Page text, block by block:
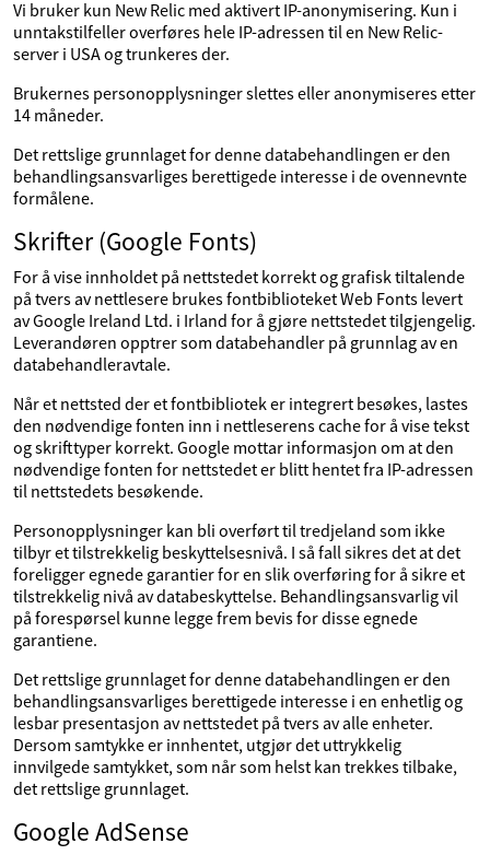
Vi bruker kun New Relic med aktivert IP-anonymisering. Kun i
unntakstilfeller overføres hele IP-adressen til en New Relic-
server i USA og trunkeres der.
Brukernes personopplysninger slettes eller anonymiseres etter
14 måneder.
Det rettslige grunnlaget for denne databehandlingen er den
behandlingsansvarliges berettigede interesse i de ovennevnte
formålene.
Skrifter (Google Fonts)
For å vise innholdet på nettstedet korrekt og grafisk tiltalende
på tvers av nettlesere brukes fontbiblioteket Web Fonts levert
av Google Ireland Ltd. i Irland for å gjøre nettstedet tilgjengelig.
Leverandøren opptrer som databehandler på grunnlag av en
databehandleravtale.
Når et nettsted der et fontbibliotek er integrert besøkes, lastes
den nødvendige fonten inn i nettleserens cache for å vise tekst
og skrifttyper korrekt. Google mottar informasjon om at den
nødvendige fonten for nettstedet er blitt hentet fra IP-adressen
til nettstedets besøkende.
Personopplysninger kan bli overført til tredjeland som ikke
tilbyr et tilstrekkelig beskyttelsesnivå. I så fall sikres det at det
foreligger egnede garantier for en slik overføring for å sikre et
tilstrekkelig nivå av databeskyttelse. Behandlingsansvarlig vil
på forespørsel kunne legge frem bevis for disse egnede
garantiene.
Det rettslige grunnlaget for denne databehandlingen er den
behandlingsansvarliges berettigede interesse i en enhetlig og
lesbar presentasjon av nettstedet på tvers av alle enheter.
Dersom samtykke er innhentet, utgjør det uttrykkelig
innvilgede samtykket, som når som helst kan trekkes tilbake,
det rettslige grunnlaget.
Google AdSense